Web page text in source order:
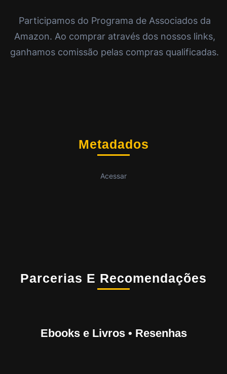
Participamos do Programa de Associados da
Amazon. Ao comprar através dos nossos links,
ganhamos comissão pelas compras qualificadas.
Metadados
Acessar
Parcerias E Recomendações
Ebooks e Livros • Resenhas